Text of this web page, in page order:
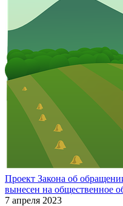
Проект Закона об
вынесен на общественное
7 апреля 2023